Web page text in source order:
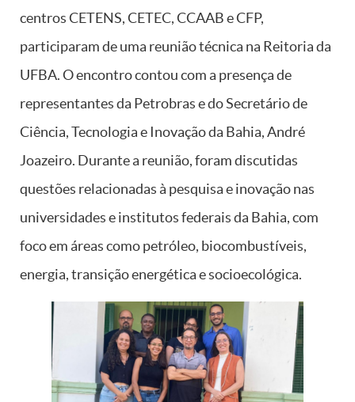
centros CETENS, CETEC, CCAAB e CFP,
participaram de uma reunião técnica na Reitoria da
UFBA. O encontro contou com a presença de
representantes da Petrobras e do Secretário de
Ciência, Tecnologia e Inovação da Bahia, André
Joazeiro. Durante a reunião, foram discutidas
questões relacionadas à pesquisa e inovação nas
universidades e institutos federais da Bahia, com
foco em áreas como petróleo, biocombustíveis,
energia, transição energética e socioecológica.